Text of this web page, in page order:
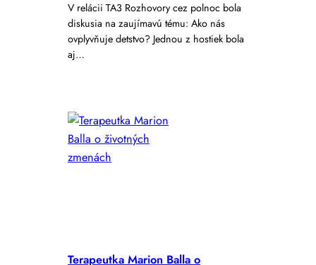
V relácii TA3 Rozhovory cez polnoc bola
diskusia na zaujímavú tému: Ako nás
ovplyvňuje detstvo? Jednou z hostiek bola
aj…
Terapeutka Marion Balla o